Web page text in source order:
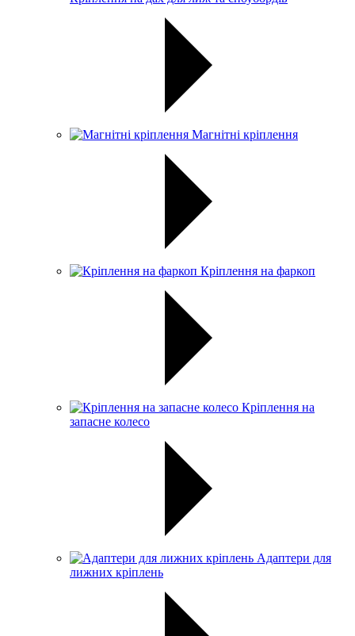
Магнітні кріплення
Кріплення на фаркоп
Кріплення на
запасне колесо
Адаптери для
лижних кріплень